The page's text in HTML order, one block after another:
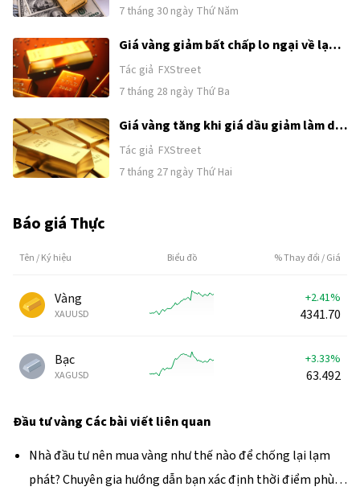
7 tháng 30 ngày Thứ Năm
Giá vàng giảm bất chấp lo ngại về lạm
phát và các đợt tăng lãi suất dịu bớt
Tác giả FXStreet
7 tháng 28 ngày Thứ Ba
Giá vàng tăng khi giá dầu giảm làm dịu
lo ngại về lạm phát và tăng lãi suất
Tác giả FXStreet
7 tháng 27 ngày Thứ Hai
Báo giá Thực
Tên / Ký hiệu Biểu đồ % Thay đổi / Giá
Vàng
XAUUSD
+2.41%
4341.70
Bạc
XAGUSD
+3.33%
63.492
Đầu tư vàng Các bài viết liên quan
Nhà đầu tư nên mua vàng như thế nào để chống lại lạm
phát? Chuyên gia hướng dẫn bạn xác định thời điểm phù